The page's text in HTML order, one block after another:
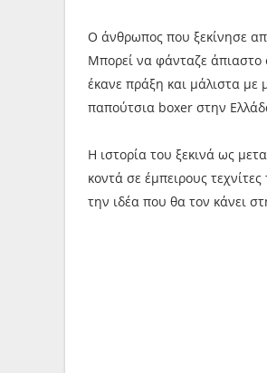
Ο άνθρωπος που ξεκίνησε
Μπορεί να φάνταζε άπιαστο
έκανε πράξη και μάλιστα με
παπούτσια boxer στην
Η ιστορία του ξεκινά ως
κοντά σε έμπειρους
την ιδέα που θα τον κάνει